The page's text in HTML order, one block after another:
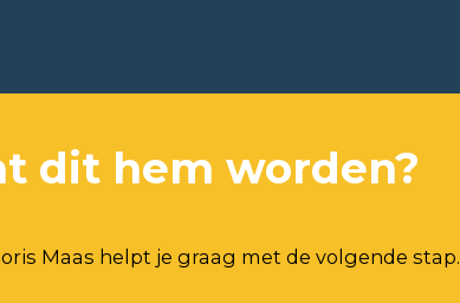
dit hem worden?
Maas helpt je graag met de volgende stap.